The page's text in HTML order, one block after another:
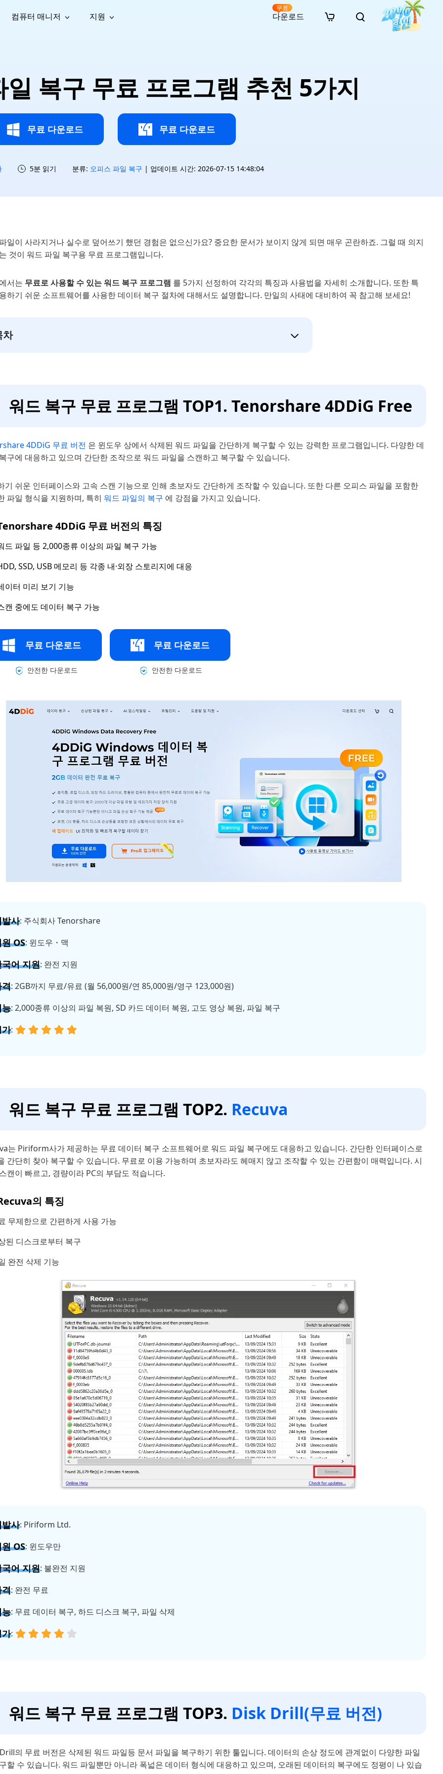
데이터 복구
메시지 복구
LINE 데이터 복구
백업 없이 LINE 채팅 복구
· USB 복구
· 파티션 복구
· 한글 파일 복구
· 오피스 파일 복구
· 사진 복구
· 동영상 복구
구
구
영상 화
질 높이
AI
질 높이
기
온라인 사진 복구
온라인 문서 복구
· 시네마틱 AI 이미지 프롬프트
· 애니메이션 실사 변환 프롬프트
컴퓨터 매니저
색 및 삭제
Cleamio
브랜드 리뉴얼
및 정밀 클린
Windows DLL 오류 수정
Email Repair
손상된 PST/OST 파일 복구
· 하드 디스크 복사
· 중복 파일 찾기 (Mac)
· C 드라이브 확장
· 디스크 공간 확보 (Win)
· MBR GPT 변환
· Mac 저장 공간 최적화
지원
드 센터
가이드
결 방법
다운로드
무료
복구 무료 프로그램 추천 5가지
무료 다운로드 무료 다운로드
5분 읽기 분류: 오피스 파일 복구 | 업데이트 시간: 2026-07-15 14:48:04
일이 사라지거나 실수로 덮어쓰기 했던 경험은 없으신가요? 중요한 문서가 보이지 않게 되면 매우 곤란하죠. 그럴 때 의지
것이 워드 파일 복구용 무료 프로그램입니다.
서는 무료로 사용할 수 있는 워드 복구 프로그램 를 5가지 선정하여 각각의 특징과 사용법을 자세히 소개합니다. 또한 특
하기 쉬운 소프트웨어를 사용한 데이터 복구 절차에 대해서도 설명합니다. 만일의 사태에 대비하여 꼭 참고해 보세요!
차
워드 복구 무료 프로그램 TOP1. Tenorshare 4DDiG Free
4DDiG 무료 버전 은 윈도우 상에서 삭제된 워드 파일을 간단하게 복구할 수 있는 강력한 프로그램입니다. 다양한 데
구에 대응하고 있으며 간단한 조작으로 워드 파일을 스캔하고 복구할 수 있습니다.
기 쉬운 인터페이스와 고속 스캔 기능으로 인해 초보자도 간단하게 조작할 수 있습니다. 또한 다른 오피스 파일을 포함한
파일 형식을 지원하며, 특히 워드 파일의 복구 에 강점을 가지고 있습니다.
4DDiG 무료 버전의 특징
드 파일 등 2,000종류 이상의 파일 복구 가능
SSD, USB 메모리 등 각종 내·외장 스토리지에 대응
이터 미리 보기 기능
캔 중에도 데이터 복구 가능
무료 다운로드
안전한 다운로드
무료 다운로드
안전한 다운로드
사: 주식회사 Tenorshare
OS: 윈도우・맥
어 지원: 완전 지원
: 2GB까지 무료/유료 (월 56,000원/연 85,000원/영구 123,000원)
: 2,000종류 이상의 파일 복원, SD 카드 데이터 복원, 고도 영상 복원, 파일 복구
:
워드 복구 무료 프로그램 TOP2. Recuva
는 Piriform사가 제공하는 무료 데이터 복구 소프트웨어로 워드 파일 복구에도 대응하고 있습니다. 간단한 인터페이스로
간단히 찾아 복구할 수 있습니다. 무료로 이용 가능하며 초보자라도 헤매지 않고 조작할 수 있는 간편함이 매력입니다. 시
캔이 빠르고, 경량이라 PC의 부담도 적습니다.
의 특징
무제한으로 간편하게 사용 가능
된 디스크로부터 복구
완전 삭제 기능
사: Piriform Ltd.
OS: 윈도우만
어 지원: 불완전 지원
: 완전 무료
: 무료 데이터 복구, 하드 디스크 복구, 파일 삭제
:
워드 복구 무료 프로그램 TOP3. Disk Drill(무료 버전)
의 무료 버전은 삭제된 워드 파일등 문서 파일을 복구하기 위한 툴입니다. 데이터의 손상 정도에 관계없이 다양한 파일
할 수 있습니다. 워드 파일뿐만 아니라 폭넓은 데이터 형식에 대응하고 있으며, 오래된 데이터의 복구에도 정평이 나 있습